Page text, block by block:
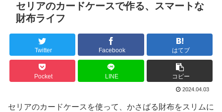
セリアのカードケースで作る、スマートな
財布ライフ
Twitter Facebook はてブ
Pocket LINE コピー
2024.04.03
セリアのカードケースを使って、かさばる財布をスリムに